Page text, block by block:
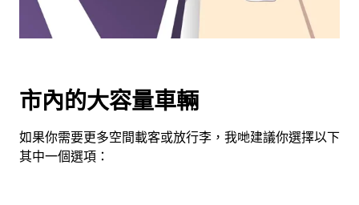
期。
鈕
可
關
市內的大容量車輛
如果你需要更多空間載客或放行李，我哋建議你選擇以下
其中一個選項：